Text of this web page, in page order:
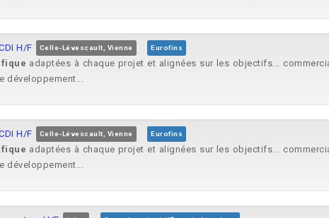
H/F Celle-Lévescault, Vienne Eurofins
adaptées à chaque projet et alignées sur les objectifs...
développement...
H/F Celle-Lévescault, Vienne Eurofins
adaptées à chaque projet et alignées sur les objectifs...
développement...